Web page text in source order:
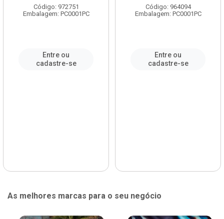
Código: 972751
Embalagem: PC0001PC
Entre ou
cadastre-se
Código: 964094
Embalagem: PC0001PC
Entre ou
cadastre-se
As melhores marcas para o seu negócio